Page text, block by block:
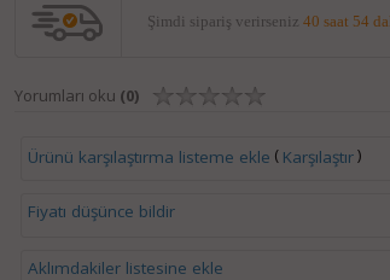
Şimdi sipariş verirseniz 40 saat 54
Yorumları oku (0)
Ürünü karşılaştırma listeme ekle ( Karşılaştır)
Fiyatı düşünce bildir
Aklımdakiler listesine ekle